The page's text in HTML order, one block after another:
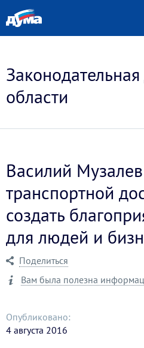
области
Василий
транспортной
создать
для людей и
Поделиться
Вам была полезна
Опубликовано:
4 августа 2016